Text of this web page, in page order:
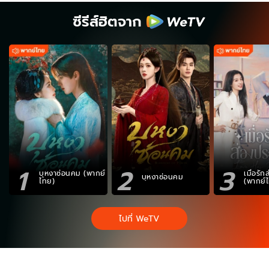
ซีรีส์ฮิตจาก
1 บุหงาซ่อนคม (พากย์
ไทย) 2 บุหงาซ่อนคม 3 เมื่อรัก
(พากย์
ไปที่ WeTV